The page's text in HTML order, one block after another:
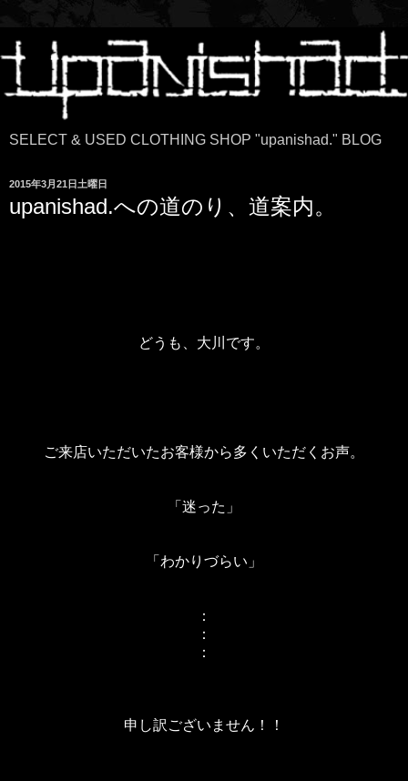
SELECT & USED CLOTHING SHOP "upanishad." BLOG
2015年3月21日土曜日
upanishad.への道のり、道案内。
どうも、大川です。
ご来店いただいたお客様から多くいただくお声。
「迷った」
「わかりづらい」
：
：
：
申し訳ございません！！